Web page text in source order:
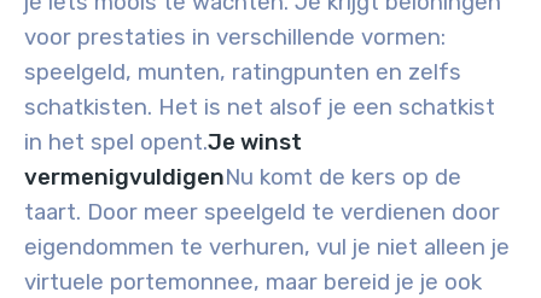
voor prestaties in verschillende vormen:
speelgeld, munten, ratingpunten en zelfs
schatkisten. Het is net alsof je een schatkist
in het spel opent.Je winst
vermenigvuldigenNu komt de kers op de
taart. Door meer speelgeld te verdienen door
eigendommen te verhuren, vul je niet alleen je
virtuele portemonnee, maar bereid je je ook